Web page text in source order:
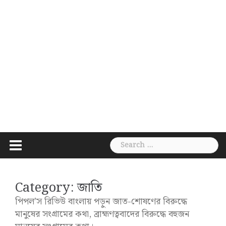
Search
for:
Category:জাতি
পিপল’স রিভিউ বাংলায় পড়ুন জাত-শোষণের বিরুদ্ধে
মানুষের সংগ্রামের কথা, ব্রাহ্মণত্ববাদের বিরুদ্ধে বহুজন